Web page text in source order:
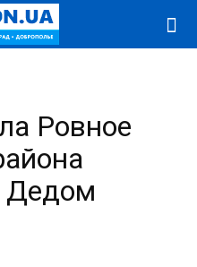
Ровное
Дедом